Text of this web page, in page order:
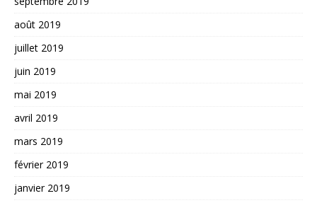
août 2019
juillet 2019
juin 2019
mai 2019
avril 2019
mars 2019
février 2019
janvier 2019